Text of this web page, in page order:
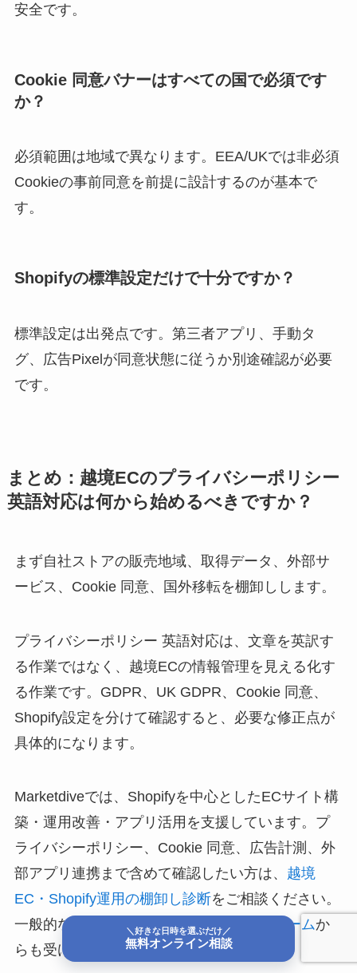
安全です。
Cookie 同意バナーはすべての国で必須です
か？
必須範囲は地域で異なります。EEA/UKでは非必須
Cookieの事前同意を前提に設計するのが基本で
す。
Shopifyの標準設定だけで十分ですか？
標準設定は出発点です。第三者アプリ、手動タ
グ、広告Pixelが同意状態に従うか別途確認が必要
です。
まとめ：越境ECのプライバシーポリシー
英語対応は何から始めるべきですか？
まず自社ストアの販売地域、取得データ、外部サ
ービス、Cookie 同意、国外移転を棚卸しします。
プライバシーポリシー 英語対応は、文章を英訳す
る作業ではなく、越境ECの情報管理を見える化す
る作業です。GDPR、UK GDPR、Cookie 同意、
Shopify設定を分けて確認すると、必要な修正点が
具体的になります。
Marketdiveでは、Shopifyを中心としたECサイト構
築・運用改善・アプリ活用を支援しています。プ
ライバシーポリシー、Cookie 同意、広告計測、外
部アプリ連携まで含めて確認したい方は、 越境
EC・Shopify運用の棚卸し診断をご相談ください。
一般的なお問い合わせはお問い合わせフォームか
らも受け付けています。
＼好きな日時を選ぶだけ／
無料オンライン相談